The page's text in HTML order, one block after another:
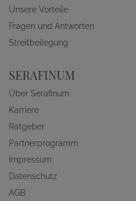
Unsere Vorteile
Fragen und Antworten
Streitbeilegung
SERAFINUM
Über Serafinum
Karriere
Ratgeber
Partnerprogramm
Impressum
Datenschutz
AGB